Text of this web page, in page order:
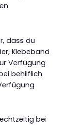
dass du
Klebeband
Verfügung
behilflich
bei